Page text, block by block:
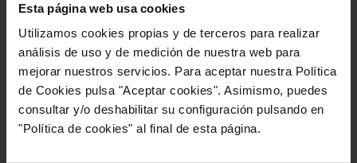
Esta página web usa cookies
Utilizamos cookies propias y de terceros para realizar
análisis de uso y de medición de nuestra web para
mejorar nuestros servicios. Para aceptar nuestra Política
de Cookies pulsa "Aceptar cookies". Asimismo, puedes
consultar y/o deshabilitar su configuración pulsando en
"Política de cookies" al final de esta página.
-10%
Ver oferta